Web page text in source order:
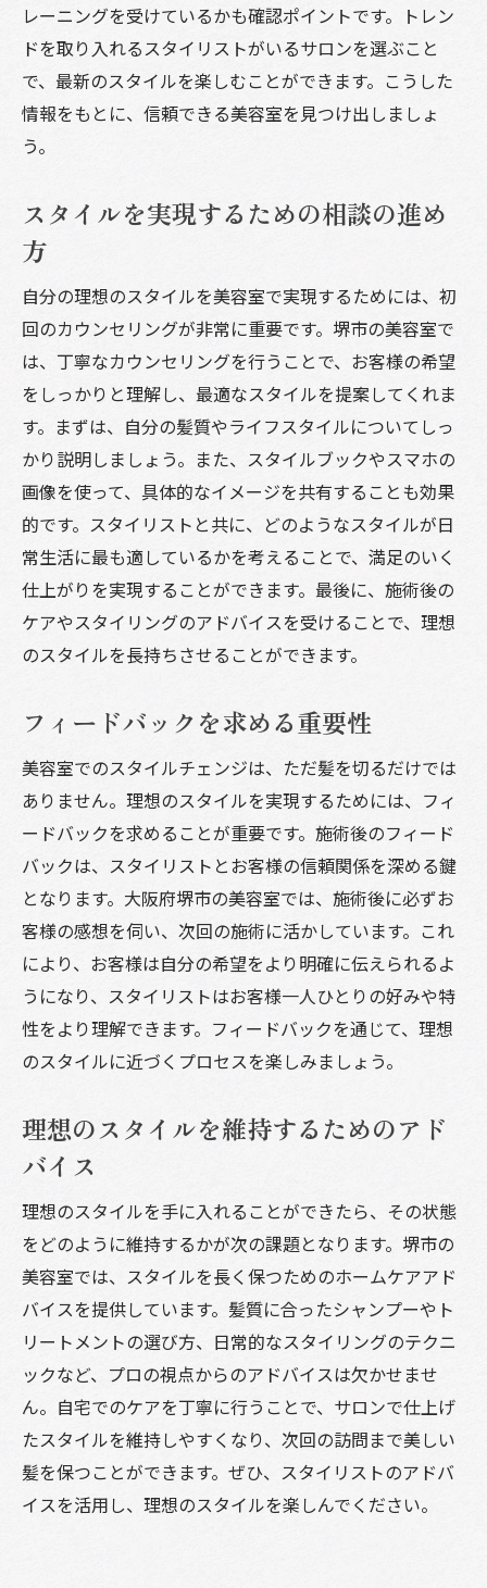
レーニングを受けているかも確認ポイントです。トレン
ドを取り入れるスタイリストがいるサロンを選ぶこと
で、最新のスタイルを楽しむことができます。こうした
情報をもとに、信頼できる美容室を見つけ出しましょ
う。
スタイルを実現するための相談の進め
方
自分の理想のスタイルを美容室で実現するためには、初
回のカウンセリングが非常に重要です。堺市の美容室で
は、丁寧なカウンセリングを行うことで、お客様の希望
をしっかりと理解し、最適なスタイルを提案してくれま
す。まずは、自分の髪質やライフスタイルについてしっ
かり説明しましょう。また、スタイルブックやスマホの
画像を使って、具体的なイメージを共有することも効果
的です。スタイリストと共に、どのようなスタイルが日
常生活に最も適しているかを考えることで、満足のいく
仕上がりを実現することができます。最後に、施術後の
ケアやスタイリングのアドバイスを受けることで、理想
のスタイルを長持ちさせることができます。
フィードバックを求める重要性
美容室でのスタイルチェンジは、ただ髪を切るだけでは
ありません。理想のスタイルを実現するためには、フィ
ードバックを求めることが重要です。施術後のフィード
バックは、スタイリストとお客様の信頼関係を深める鍵
となります。大阪府堺市の美容室では、施術後に必ずお
客様の感想を伺い、次回の施術に活かしています。これ
により、お客様は自分の希望をより明確に伝えられるよ
うになり、スタイリストはお客様一人ひとりの好みや特
性をより理解できます。フィードバックを通じて、理想
のスタイルに近づくプロセスを楽しみましょう。
理想のスタイルを維持するためのアド
バイス
理想のスタイルを手に入れることができたら、その状態
をどのように維持するかが次の課題となります。堺市の
美容室では、スタイルを長く保つためのホームケアアド
バイスを提供しています。髪質に合ったシャンプーやト
リートメントの選び方、日常的なスタイリングのテクニ
ックなど、プロの視点からのアドバイスは欠かせませ
ん。自宅でのケアを丁寧に行うことで、サロンで仕上げ
たスタイルを維持しやすくなり、次回の訪問まで美しい
髪を保つことができます。ぜひ、スタイリストのアドバ
イスを活用し、理想のスタイルを楽しんでください。